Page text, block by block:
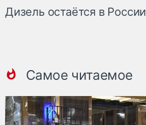
Дизель остаётся в России
Самое читаемое